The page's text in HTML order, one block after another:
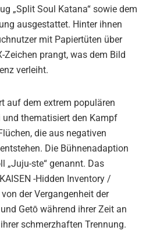
„Split Soul Katana“ sowie dem
ausgestattet. Hinter ihnen
mit Papiertüten über
Zeichen prangt, was dem Bild
verleiht.
auf dem extrem populären
und thematisiert den Kampf
die aus negativen
Die Bühnenadaption
„Juju-ste“ genannt. Das
-Hidden Inventory /
der Vergangenheit der
Getō während ihrer Zeit an
schmerzhaften Trennung.